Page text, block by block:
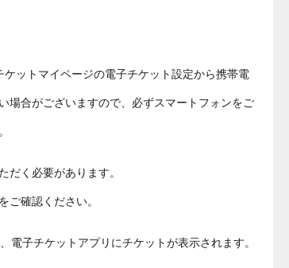
ットマイページの電子チケット設定から携帯電
場合がございますので、必ずスマートフォンをご
く必要があります。
確認ください。
子チケットアプリにチケットが表示されます。